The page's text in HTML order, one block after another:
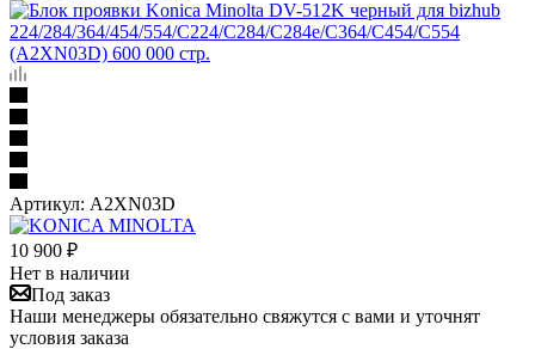
Артикул: A2XN03D
10 900 ₽
Нет в наличии
Под заказ
Наши менеджеры обязательно свяжутся с вами и уточнят
условия заказа